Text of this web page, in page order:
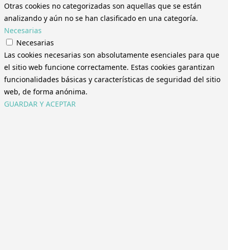
Otras cookies no categorizadas son aquellas que se están
analizando y aún no se han clasificado en una categoría.
Necesarias
Necesarias
Las cookies necesarias son absolutamente esenciales para que
el sitio web funcione correctamente. Estas cookies garantizan
funcionalidades básicas y características de seguridad del sitio
web, de forma anónima.
GUARDAR Y ACEPTAR